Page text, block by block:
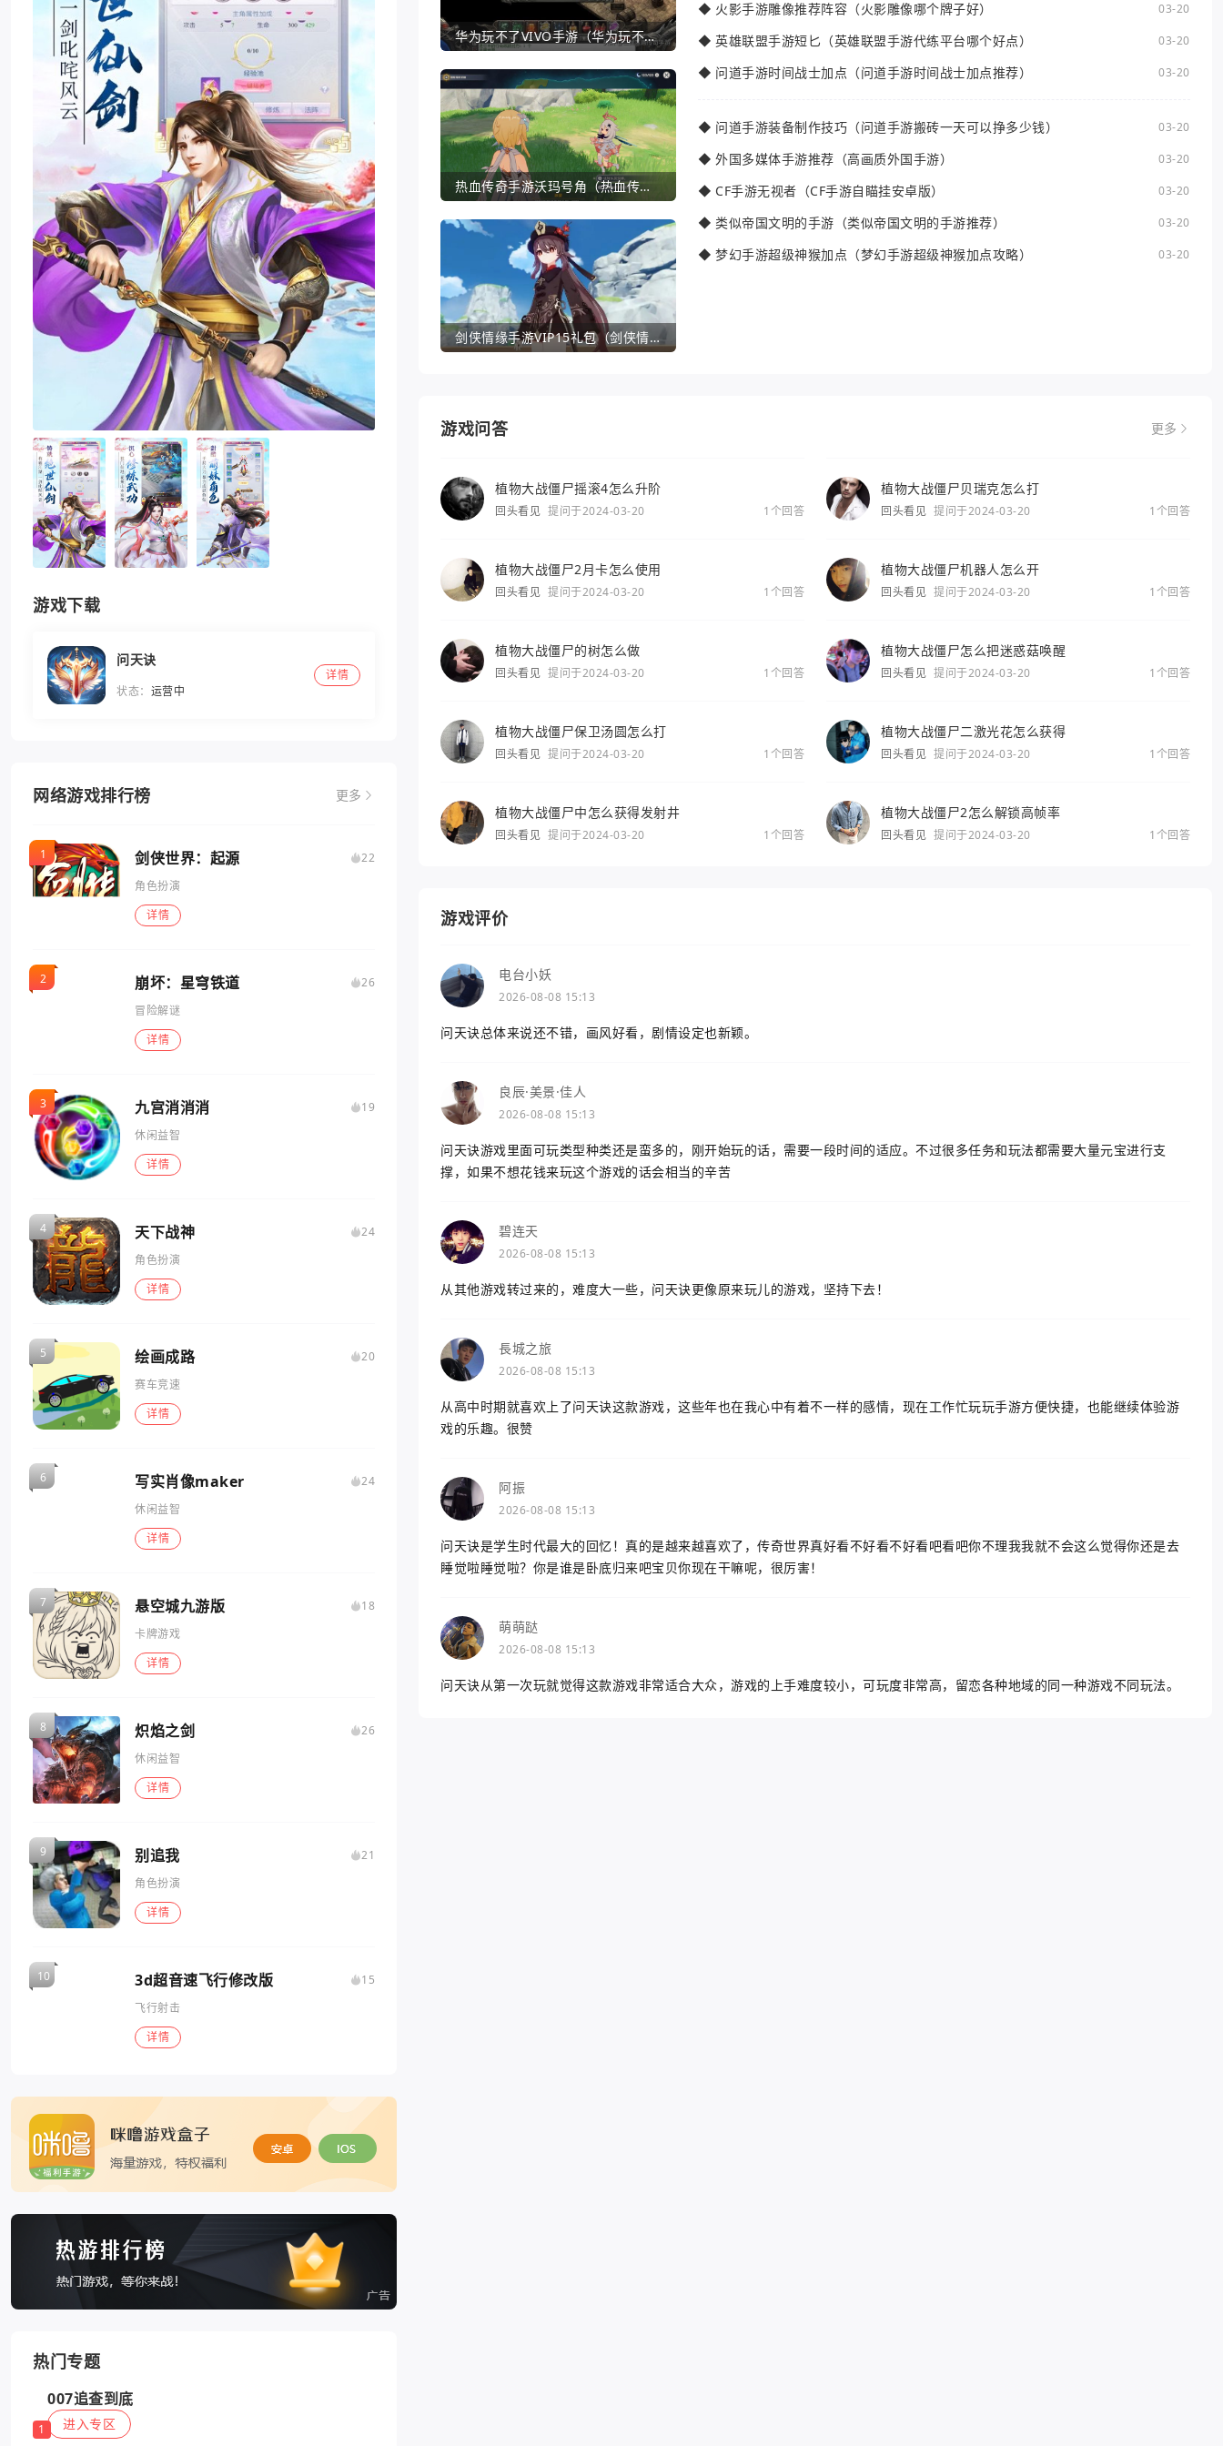
游戏下载
问天诀
状态： 运营中
详情
网络游戏排行榜 更多
剑侠世界：起源
22
角色扮演
详情
崩坏：星穹铁道
26
冒险解谜
详情
九宫消消消
19
休闲益智
详情
天下战神
24
角色扮演
详情
绘画成路
20
赛车竞速
详情
写实肖像maker
24
休闲益智
详情
悬空城九游版
18
卡牌游戏
详情
炽焰之剑
26
休闲益智
详情
别追我
21
角色扮演
详情
3d超音速飞行修改版
15
飞行射击
详情
热门专题
1
007追查到底
进入专区
华为玩不了VIVO手游（华为玩不了VIVO手游怎么办）
热血传奇手游沃玛号角（热血传奇沃玛装备隐藏属性）
剑侠情缘手游VIP15礼包（剑侠情缘手游VIP1到18一共要花多少钱）
◆ 火影手游雕像推荐阵容（火影雕像哪个牌子好） 03-20
◆ 英雄联盟手游短匕（英雄联盟手游代练平台哪个好点） 03-20
◆ 问道手游时间战士加点（问道手游时间战士加点推荐） 03-20
◆ 问道手游装备制作技巧（问道手游搬砖一天可以挣多少钱） 03-20
◆ 外国多媒体手游推荐（高画质外国手游） 03-20
◆ CF手游无视者（CF手游自瞄挂安卓版） 03-20
◆ 类似帝国文明的手游（类似帝国文明的手游推荐） 03-20
◆ 梦幻手游超级神猴加点（梦幻手游超级神猴加点攻略） 03-20
游戏问答 更多
植物大战僵尸摇滚4怎么升阶
回头看见 提问于2024-03-20 1个回答
植物大战僵尸贝瑞克怎么打
回头看见 提问于2024-03-20 1个回答
植物大战僵尸2月卡怎么使用
回头看见 提问于2024-03-20 1个回答
植物大战僵尸机器人怎么开
回头看见 提问于2024-03-20 1个回答
植物大战僵尸的树怎么做
回头看见 提问于2024-03-20 1个回答
植物大战僵尸怎么把迷惑菇唤醒
回头看见 提问于2024-03-20 1个回答
植物大战僵尸保卫汤圆怎么打
回头看见 提问于2024-03-20 1个回答
植物大战僵尸二激光花怎么获得
回头看见 提问于2024-03-20 1个回答
植物大战僵尸中怎么获得发射井
回头看见 提问于2024-03-20 1个回答
植物大战僵尸2怎么解锁高帧率
回头看见 提问于2024-03-20 1个回答
游戏评价
电台小妖
2026-08-08 15:13
问天诀总体来说还不错，画风好看，剧情设定也新颖。
良辰·美景·佳人
2026-08-08 15:13
问天诀游戏里面可玩类型种类还是蛮多的，刚开始玩的话，需要一段时间的适应。不过很多任务和玩法都需要大量元宝进行支
撑，如果不想花钱来玩这个游戏的话会相当的辛苦
碧连天
2026-08-08 15:13
从其他游戏转过来的，难度大一些，问天诀更像原来玩儿的游戏，坚持下去！
長城之旅
2026-08-08 15:13
从高中时期就喜欢上了问天诀这款游戏，这些年也在我心中有着不一样的感情，现在工作忙玩玩手游方便快捷，也能继续体验游
戏的乐趣。很赞
阿振
2026-08-08 15:13
问天诀是学生时代最大的回忆！真的是越来越喜欢了，传奇世界真好看不好看不好看吧看吧你不理我我就不会这么觉得你还是去
睡觉啦睡觉啦？你是谁是卧底归来吧宝贝你现在干嘛呢，很厉害！
萌萌跶
2026-08-08 15:13
问天诀从第一次玩就觉得这款游戏非常适合大众，游戏的上手难度较小，可玩度非常高，留恋各种地域的同一种游戏不同玩法。